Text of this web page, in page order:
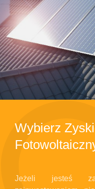
Wybierz
Jeżeli jesteś